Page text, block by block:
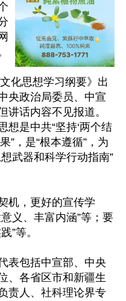
化思想学习纲要》出
央政治局委员、中宣
讲话内容不见报道。
想是中共“坚持‘两个结
”，是“根本遵循”，为
武器和科学行动指南”
机，更好的宣传学
义、丰富内涵”等；要
”等。
表包括中宣部、中央
、各省区市和新疆生
责人、社科理论界专